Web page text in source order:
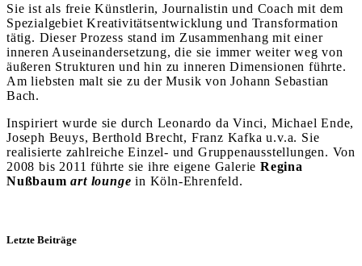
Sie ist als freie Künstlerin, Journalistin und Coach mit dem
Spezialgebiet Kreativitätsentwicklung und Transformation
tätig. Dieser Prozess stand im Zusammenhang mit einer
inneren Auseinandersetzung, die sie immer weiter weg von
äußeren Strukturen und hin zu inneren Dimensionen führte.
Am liebsten malt sie zu der Musik von Johann Sebastian
Bach.
Inspiriert wurde sie durch Leonardo da Vinci, Michael Ende,
Joseph Beuys, Berthold Brecht, Franz Kafka u.v.a. Sie
realisierte zahlreiche Einzel- und Gruppenausstellungen. Von
2008 bis 2011 führte sie ihre eigene Galerie Regina
Nußbaumart lounge in Köln-Ehrenfeld.
Letzte Beiträge